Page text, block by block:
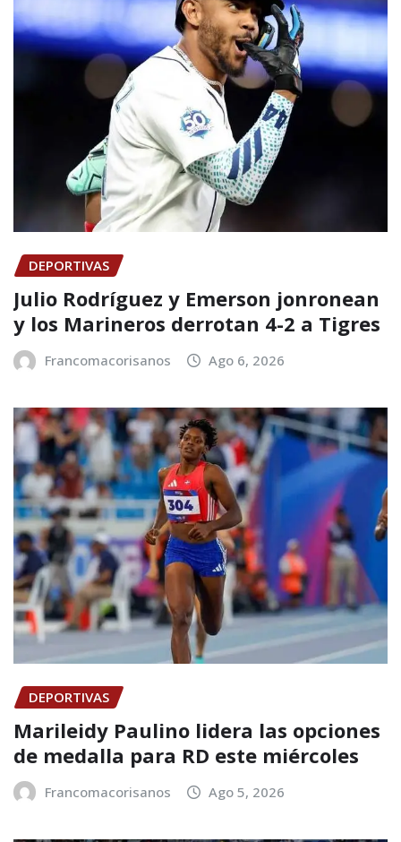
DEPORTIVAS
Julio Rodríguez y Emerson jonronean
y los Marineros derrotan 4-2 a Tigres
Francomacorisanos Ago 6, 2026
DEPORTIVAS
Marileidy Paulino lidera las opciones
de medalla para RD este miércoles
Francomacorisanos Ago 5, 2026